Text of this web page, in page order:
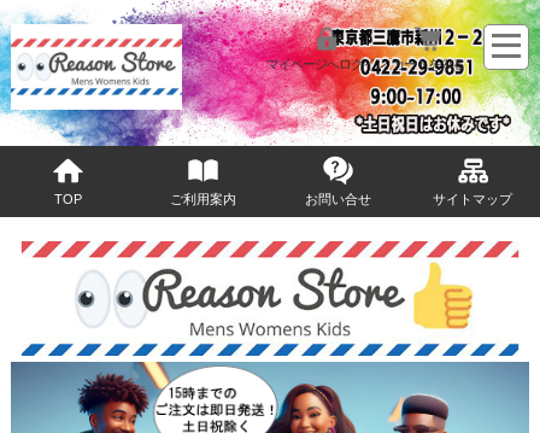
マイページへログイン カートをみる
TOP ご利用案内 お問い合せ サイトマップ